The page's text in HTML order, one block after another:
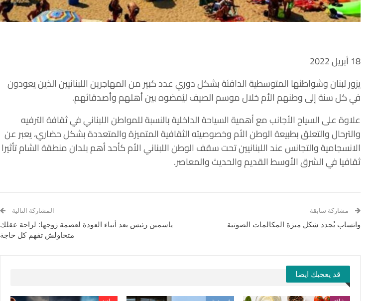
18 أبريل 2022
يزور لبنان وشواطئها المتوسطية الدافئة بشكل دوري عدد كبير من المهاجرين اللبنانيين الذين يعودون
في كل سنة إلى وطنهم الأم خلال موسم الصيف ليُمضوه بين أهلهم وأصدقائهم.
علاوة على السياح الأجانب مع أهمية السياحة الداخلية بالنسبة للمواطن اللبناني في ثقافة الترفيه
والترحال والتعلق بطبيعة الوطن الأم وخصوصيته الثقافية المتميزة والمتعددة بشكل حضاري، يعبر عن
الانسجامية والتجانس عند اللبنانيين تحت سقف الوطن اللبناني الأم كأحد أهم بلدان منطقة الشام تأثيرا
ثقافيا في الشرق الأوسط القديم والحديث والمعاصر.
مشاركة سابقة
واتساب يُجدد شكل ميزة المكالمات الصوتية
المشاركة التالية
ياسمين رئيس بعد أنباء العودة لعصمة زوجها: لراحة عقلك
متحاولش تفهم كل حاجة
قد يعجبك ايضا